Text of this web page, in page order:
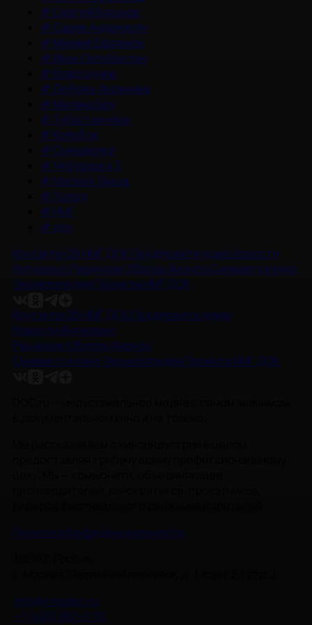
# Сергей Бурунов
# Сарик Андреасян
# Михаил Ефремов
# Иван Охлобыстин
# Влад Ценев
#Любовь Аксенова
# Милана Бру
#Зубастая няня
# Колобок
# Смешарики
# Чебурашка 3
# Матвей Лыков
#Холод
# НМГ
# док
Контакты Об НМГ ДОКПредложите идею Новости
Интервью Рецензии ОбзорыАнонсы Снимается кино
Энциклопедия Проекты НМГ ДОК
Контакты Об НМГ ДОКПредложите идею
Новости Интервью
Рецензии ОбзорыАнонсы
Снимается кино Энциклопедия Проекты НМГ ДОК
Политика Конфиденциальности
info@nmgdoc.ru
+7 (495) 937-6170